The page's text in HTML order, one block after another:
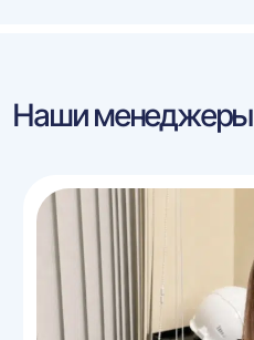
Наши менеджеры